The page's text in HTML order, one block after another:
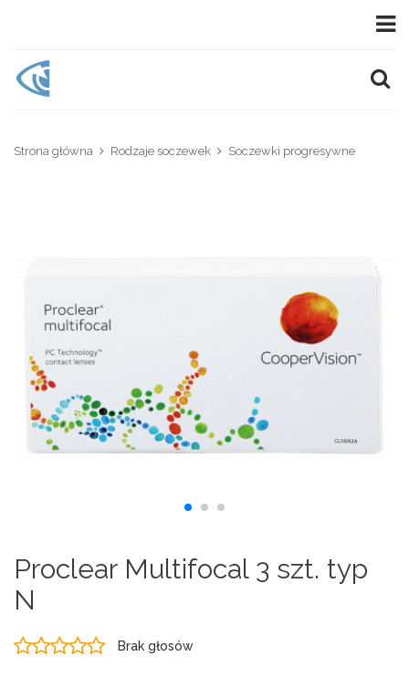
Strona główna Rodzaje soczewek Soczewki progresywne
Proclear Multifocal 3 szt. typ
N
Brak głosów